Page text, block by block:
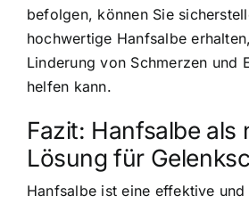
befolgen, können Sie
hochwertige Hanfsalbe
Linderung von Schmerzen und
helfen kann.
Fazit: Hanfsalbe als
Lösung für
Hanfsalbe ist eine effektive